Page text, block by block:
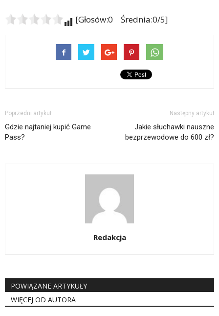
[Głosów:0 Średnia:0/5]
Poprzedni artykuł
Gdzie najtaniej kupić Game
Pass?
Następny artykuł
Jakie słuchawki nauszne
bezprzewodowe do 600 zł?
Redakcja
POWIĄZANE ARTYKUŁY
WIĘCEJ OD AUTORA